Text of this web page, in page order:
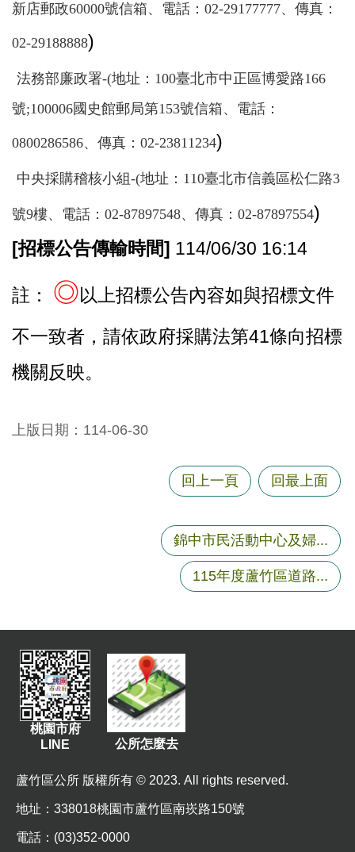
新店郵政60000號信箱、電話：02-29177777、傳真：
02-29188888)
法務部廉政署-(地址：100臺北市中正區博愛路166
號;100006國史館郵局第153號信箱、電話：
0800286586、傳真：02-23811234)
中央採購稽核小組-(地址：110臺北市信義區松仁路3
號9樓、電話：02-87897548、傳真：02-87897554)
[招標公告傳輸時間] 114/06/30 16:14
註： ◎以上招標公告內容如與招標文件
不一致者，請依政府採購法第41條向招標
機關反映。
上版日期：114-06-30
回上一頁 回最上面
錦中市民活動中心及婦...
115年度蘆竹區道路...
桃園市府
LINE
公所怎麼去
蘆竹區公所 版權所有 © 2023. All rights reserved.
地址 ：338018桃園市蘆竹區南崁路150號
電話：(03)352-0000